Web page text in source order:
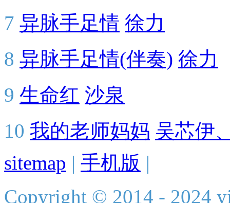
7 异脉手足情 徐力
8 异脉手足情(伴奏) 徐力
9 生命红 沙泉
10 我的老师妈妈 吴芯伊
sitemap | 手机版 |
Copyright © 2014 - 2024